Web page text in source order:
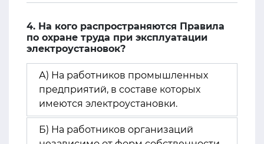
4. На кого распространяются Правила
по охране труда при эксплуатации
электроустановок?
А) На работников промышленных
предприятий, в составе которых
имеются электроустановки.
Б) На работников организаций